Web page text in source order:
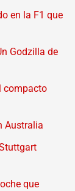
en la F1 que
Godzilla de
compacto
Australia
que